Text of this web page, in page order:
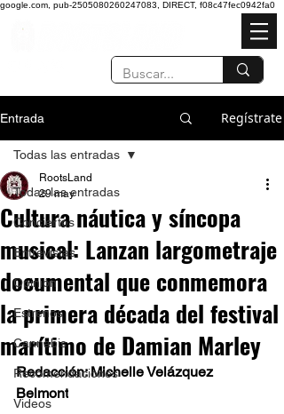
google.com, pub-2505080260247083, DIRECT, f08c47fec0942fa0
Entrada Regístrate
Todas las entradas
Conciertos
Entrevistas
Opinión
Estrenos
Cannabis
Recomendaciones
Videos
Todas las entradas
Cultura náutica y síncopa
musical: Lanzan largometraje
documental que conmemora
la primera década del festival
marítimo de Damian Marley
RootsLand
29 may
Redacción: Michelle Velázquez
Belmont